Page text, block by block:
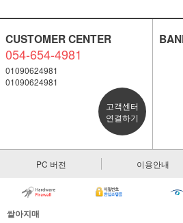
CUSTOMER CENTER
054-654-4981
01090624981
01090624981
고객센터
연결하기
PC 버전 이용안내
쌀아지매